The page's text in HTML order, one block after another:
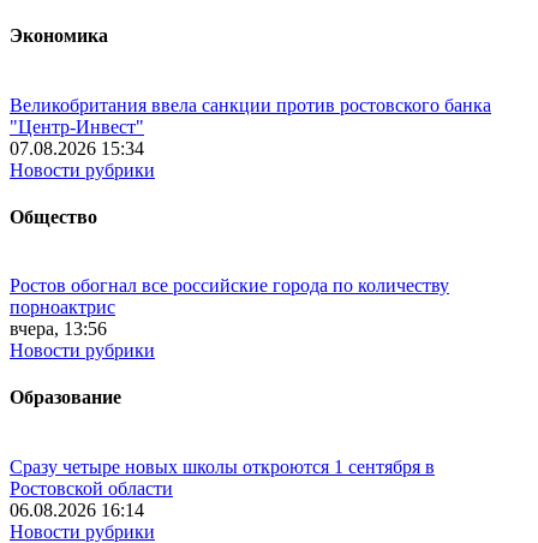
Экономика
Великобритания ввела санкции против ростовского банка
"Центр-Инвест"
07.08.2026 15:34
Новости рубрики
Общество
Ростов обогнал все российские города по количеству
порноактрис
вчера, 13:56
Новости рубрики
Образование
Сразу четыре новых школы откроются 1 сентября в
Ростовской области
06.08.2026 16:14
Новости рубрики